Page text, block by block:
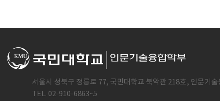
서울시 성북구 정릉로 77, 국민대학교 북악관 218호, 인문기
TEL. 02-910-6863~5